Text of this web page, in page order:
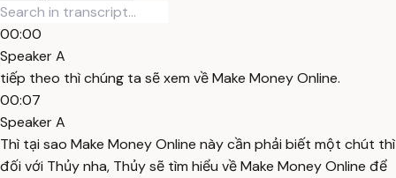
00:00
Speaker A
tiếp theo thì chúng ta sẽ xem về Make Money Online.
00:07
Speaker A
Thì tại sao Make Money Online này cần phải biết một chút thì
đối với Thủy nha, Thủy sẽ tìm hiểu về Make Money Online để